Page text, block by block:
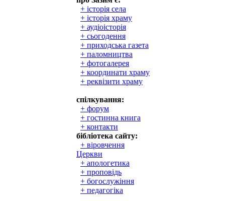
+ історія села
+ історія храму
+ аудіоісторія
+ сьогодення
+ приходська газета
+ паломництва
+ фотогалерея
+ координати храму
+ реквізити храму
спілкування:
+ форум
+ гостинна книга
+ контакти
бібліотека сайту:
+ віровчення
Церкви
+ апологетика
+ проповідь
+ богослужіння
+ педагогіка